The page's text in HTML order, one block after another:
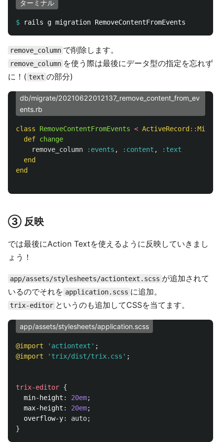
ターミナル
$
remove_column で削除します。
remove_column を使う際は最後にデータ型の指定を忘れず
に！( text の部分)
db/migrate/20210622012137_remove_content_from_ev
ents.rb
class RemoveContentFromEvents < ActiveRecord ::
def change
remove_column
:events , :content ,
:text
end
end
③ 反映
では最後にAction Textを使えるように反映していきまし
ょう！
app/assets/stylesheets/actiontext.scss が追加されて
いるのでそれを application.scss に追加。
trix-editor というのも追加してCSSを当てます。
app/assets/stylesheets/application.scss
@import 'actiontext' ;
@import
'trix/dist/trix.css' ;
trix-editor {
min-height : 20em;
max-height : 20em;
overflow-y: auto;
}